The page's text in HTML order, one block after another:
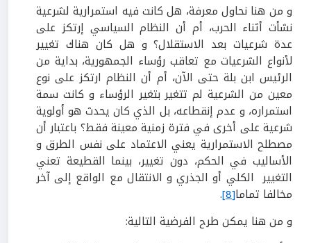
و من هنا نحاول معرفة، هل كانت فيه استمرارية لشرعية
نشأت أثناء الحرب، أم أن النظام السياسي إرتكز على
عدة شرعيات بعد الاستقلال؟ و هل كان هناك تغيير
لأنواع الشرعيات مع تعاقب رؤساء الجمهورية، بداية من
الرئيس ابن بلة حتى الآن، أم أن النظام ارتكز على نوع
معين من الشرعية لم تتغير بتغير الرؤساء و كانت سمة
استمراره، و عدم إنقطاعه، بل الذي كان يحدث هو أولوية
شرعية على أخرى في فترة زمنية معينة فقط؟ باعتبار أن
مصطلح الاستمرارية يعني الاعتماد على نفس الطرق و
الأساليب في الحكم، دون تغيير، بينما القطيعة تعني
التغيير الكلي أو الجذري و الانتقال مع الواقع إلى آخر
مخالفا تماما[8]
.
و من هنا يمكن طرح الفرضية التالية: